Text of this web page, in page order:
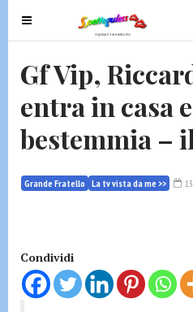
T
o
g
e
n
v
i
t
o
Gf Vip,
entra in casa
bestemmia –
Grande Fratello La tv vista da me >>
Condividi